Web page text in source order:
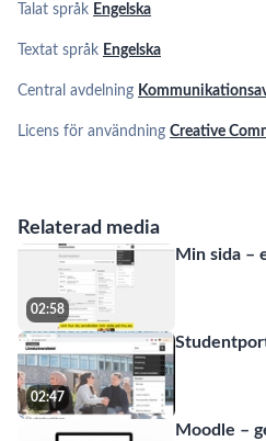
Relaterad media
02:58
Min sida –
02:47
Moodle –
Talat språk Engelska
Textat språk Engelska
Central avdelning
Licens för användning Creative